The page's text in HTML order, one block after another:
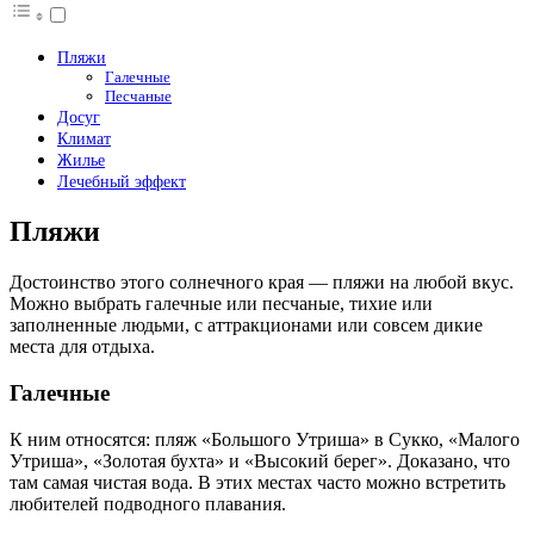
Пляжи
Галечные
Песчаные
Досуг
Климат
Жилье
Лечебный эффект
Пляжи
Достоинство этого солнечного края — пляжи на любой вкус.
Можно выбрать галечные или песчаные, тихие или
заполненные людьми, с аттракционами или совсем дикие
места для отдыха.
Галечные
К ним относятся: пляж «Большого Утриша» в Сукко, «Малого
Утриша», «Золотая бухта» и «Высокий берег». Доказано, что
там самая чистая вода. В этих местах часто можно встретить
любителей подводного плавания.